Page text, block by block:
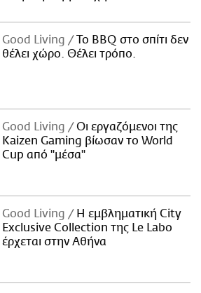
Good Living
Το BBQ στο σπίτι δεν
θέλει χώρο. Θέλει τρόπο.
Good Living
Οι εργαζόμενοι της
Kaizen Gaming βίωσαν το World
Cup από "μέσα"
Good Living
Η εμβληματική City
Exclusive Collection της Le Labo
έρχεται στην Αθήνα